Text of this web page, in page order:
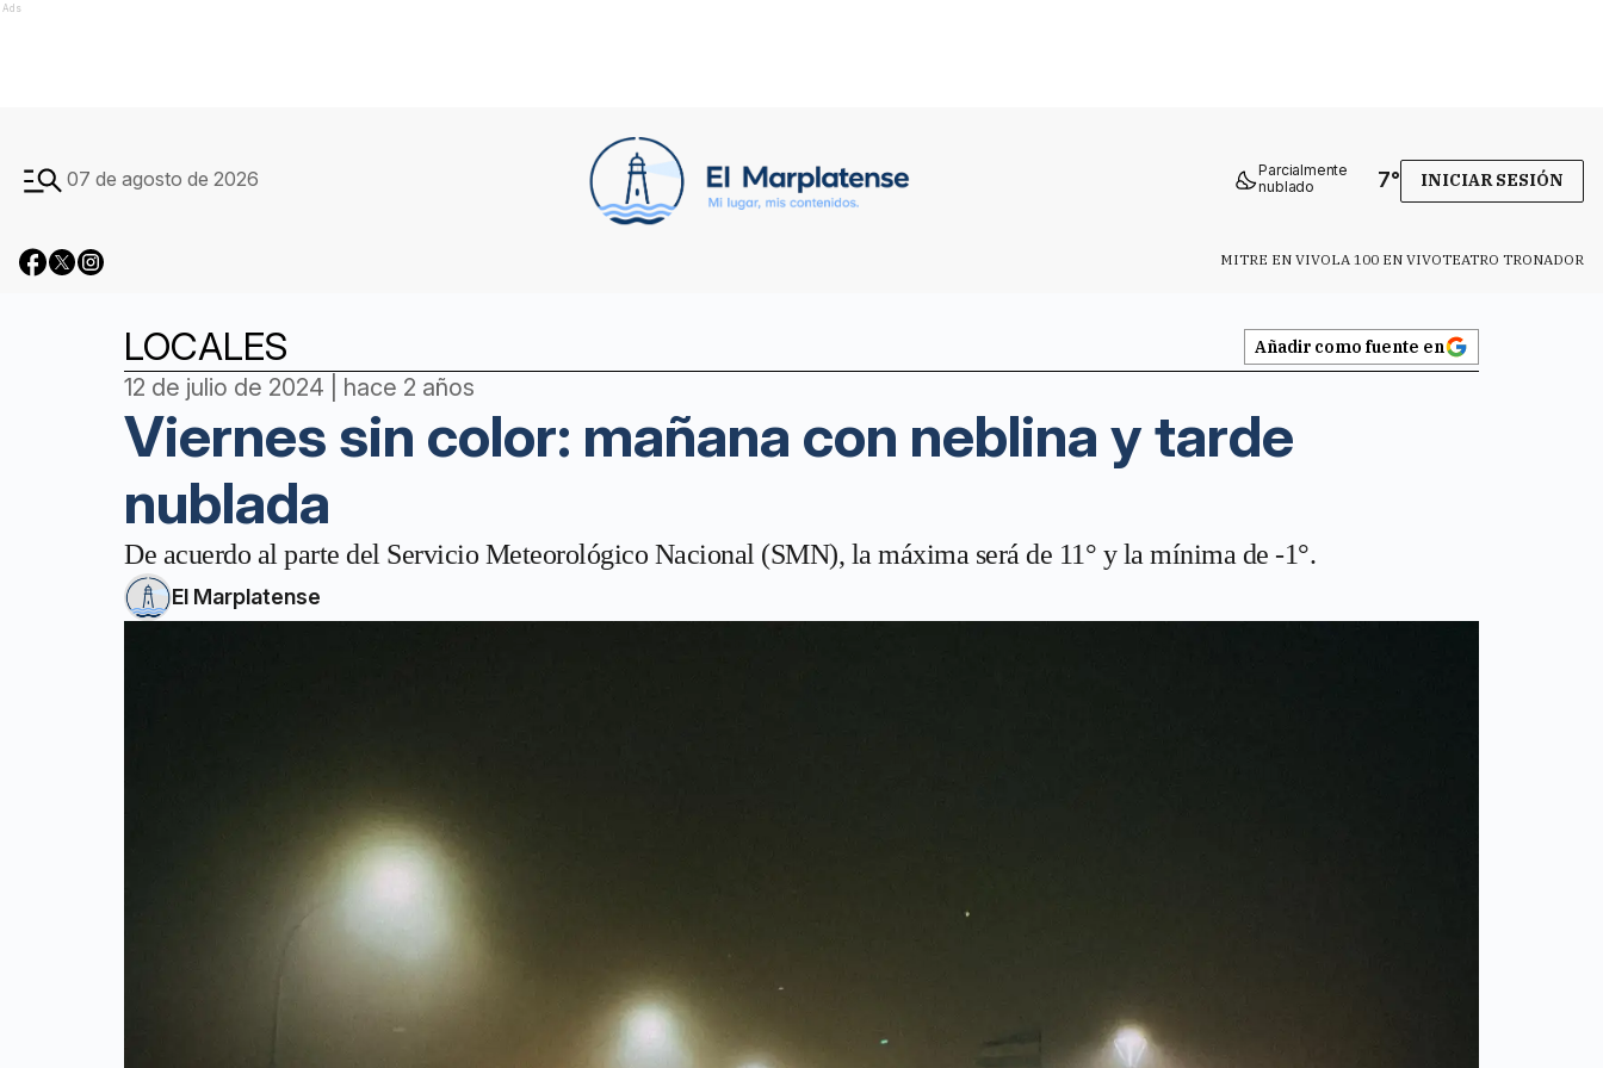
Ads
07 de agosto de 2026
Parcialmente
nublado
7° INICIAR SESIÓN
MITRE EN VIVOLA 100 EN VIVOTEATRO TRONADOR
LOCALES Añadir como fuente en
12 de julio de 2024 | hace 2 años
Viernes sin color: mañana con neblina y tarde
nublada
De acuerdo al parte del Servicio Meteorológico Nacional (SMN), la máxima será de 11° y la mínima de -1°.
El Marplatense